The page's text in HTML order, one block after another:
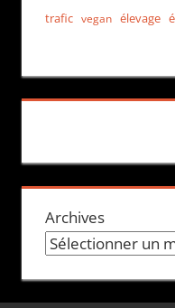
trafic vegan élevage
Archives